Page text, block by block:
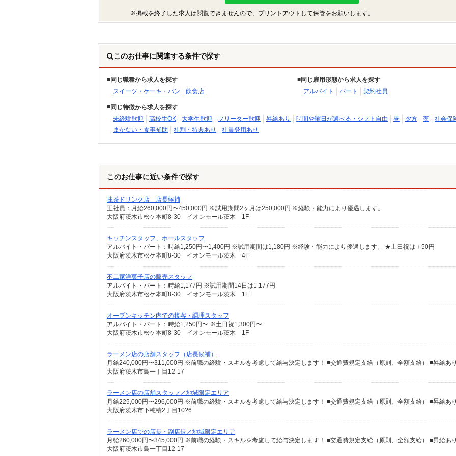
※掲載を終了した求人は閲覧できませんので、プリントアウトして保管をお願いします。
このお仕事に関連する条件で探す
同じ職種から求人を探す
スイーツ・ケーキ・パン
飲食店
同じ雇用形態から求人を探す
アルバイト
パート 契約社員
同じ特徴から求人を探す
未経験歓迎
高校生OK 大学生歓迎 フリーター歓迎 昇給あり 時間や曜日が選べる・シフト自由 昼 夕方 夜
社会保
まかない・食事補助
社割・特典あり 社員登用あり
このお仕事に近い条件で探す
抹茶ドリンク店 店長候補
正社員：月給260,000円〜450,000円 ※試用期間2ヶ月は250,000円 ※経験・能力により優遇します。
大阪府茨木市松ケ本町8-30 イオンモール茨木 1F
キッチンスタッフ、ホールスタッフ
アルバイト・パート：時給1,250円〜1,400円 ※試用期間は1,180円 ※経験・能力により優遇します。 ★土日祝は＋50円
大阪府茨木市松ケ本町8-30 イオンモール茨木 4F
不二家洋菓子店の販売スタッフ
アルバイト・パート：時給1,177円 ※試用期間14日は1,177円
大阪府茨木市松ケ本町8-30 イオンモール茨木 1F
オープンキッチン内での接客・調理スタッフ
アルバイト・パート：時給1,250円〜 ※土日祝1,300円〜
大阪府茨木市松ケ本町8-30 イオンモール茨木 1F
ラーメン店の店舗スタッフ（店長候補）
大阪府茨木市島一丁目12-17
ラーメン店の店舗スタッフ／地域限定エリア
大阪府茨木市下穂積2丁目10?6
ラーメン店での店長・副店長／地域限定エリア
大阪府茨木市島一丁目12-17